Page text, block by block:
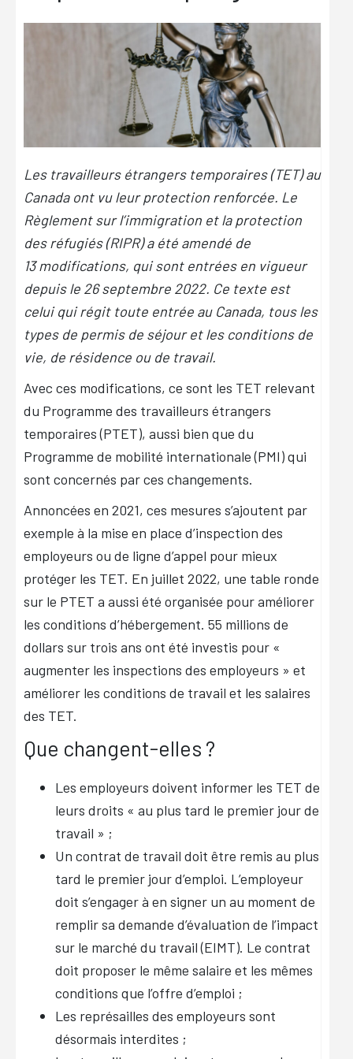
Les travailleurs étrangers temporaires (TET) au
Canada ont vu leur protection renforcée. Le
Règlement sur l’immigration et la protection
des réfugiés (RIPR) a été amendé de
13 modifications, qui sont entrées en vigueur
depuis le 26 septembre 2022. Ce texte est
celui qui régit toute entrée au Canada, tous les
types de permis de séjour et les conditions de
vie, de résidence ou de travail.
Avec ces modifications, ce sont les TET relevant
du Programme des travailleurs étrangers
temporaires (PTET), aussi bien que du
Programme de mobilité internationale (PMI) qui
sont concernés par ces changements.
Annoncées en 2021, ces mesures s’ajoutent par
exemple à la mise en place d’inspection des
employeurs ou de ligne d’appel pour mieux
protéger les TET. En juillet 2022, une table ronde
sur le PTET a aussi été organisée pour améliorer
les conditions d’hébergement. 55 millions de
dollars sur trois ans ont été investis pour «
augmenter les inspections des employeurs » et
améliorer les conditions de travail et les salaires
des TET.
Que changent-elles ?
Les employeurs doivent informer les TET de
leurs droits « au plus tard le premier jour de
travail » ;
Un contrat de travail doit être remis au plus
tard le premier jour d’emploi. L’employeur
doit s’engager à en signer un au moment de
remplir sa demande d’évaluation de l’impact
sur le marché du travail (EIMT). Le contrat
doit proposer le même salaire et les mêmes
conditions que l’offre d’emploi ;
Les représailles des employeurs sont
désormais interdites ;